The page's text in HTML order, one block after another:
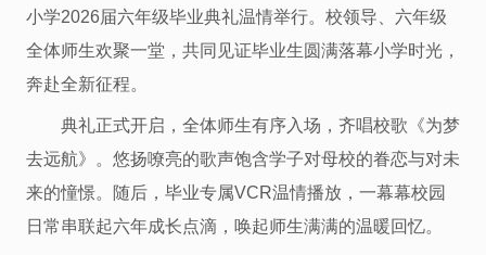
小学2026届六年级毕业典礼温情举行。校领导、六年级
全体师生欢聚一堂，共同见证毕业生圆满落幕小学时光，
奔赴全新征程。
典礼正式开启，全体师生有序入场，齐唱校歌《为梦
去远航》。悠扬嘹亮的歌声饱含学子对母校的眷恋与对未
来的憧憬。随后，毕业专属VCR温情播放，一幕幕校园
日常串联起六年成长点滴，唤起师生满满的温暖回忆。